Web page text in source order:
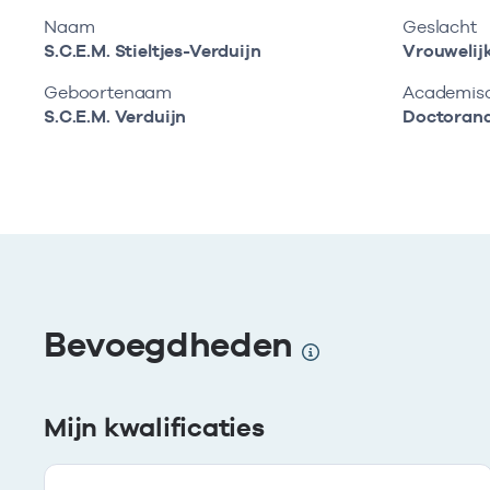
Naam
S.C.E.M. Stieltjes-Verduijn
Geboortenaam
S.C.E.M. Verduijn
Geslacht
Bevoegdheden
Mijn kwalificaties